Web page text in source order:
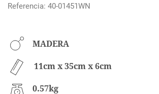
Referencia: 40-01451WN
MADERA
11cm x 35cm x 6cm
0.57kg